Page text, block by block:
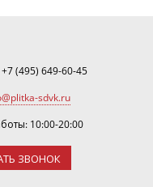
+7 (495) 649-60-45
sdvk.ru
10:00-20:00
ЗВОНОК